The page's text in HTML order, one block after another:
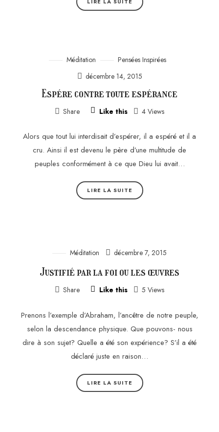
LIRE LA SUITE
Méditation
Pensées Inspirées
décembre 14, 2015
Espére contre toute espérance
Share Like this 4 Views
Alors que tout lui interdisait d’espérer, il a espéré et il a
cru. Ainsi il est devenu le père d’une multitude de
peuples conformément à ce que Dieu lui avait…
LIRE LA SUITE
Méditation décembre 7, 2015
Justifié par la foi ou les œuvres
Share Like this 5 Views
Prenons l’exemple d’Abraham, l’ancêtre de notre peuple,
selon la descendance physique. Que pouvons- nous
dire à son sujet? Quelle a été son expérience? S’il a été
déclaré juste en raison…
LIRE LA SUITE